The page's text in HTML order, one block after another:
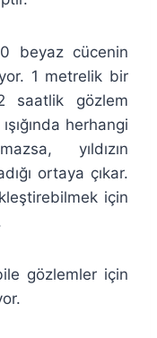
beyaz cücenin
1 metrelik bir
saatlik gözlem
herhangi
yıldızın
ortaya çıkar.
için
gözlemler için